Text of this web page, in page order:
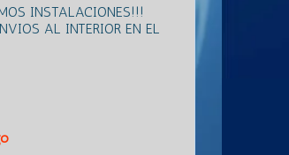
INSTALACIONES!!!
AL INTERIOR EN EL